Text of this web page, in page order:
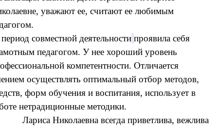
уважают ее, считают ее любимым
совместной деятельности проявила себя
педагогом. У нее хороший уровень
компетентности. Отличается
осуществлять оптимальный отбор методов,
форм обучения и воспитания, использует в
нетрадиционные методики.
Лариса Николаевна всегда приветлива, вежлива